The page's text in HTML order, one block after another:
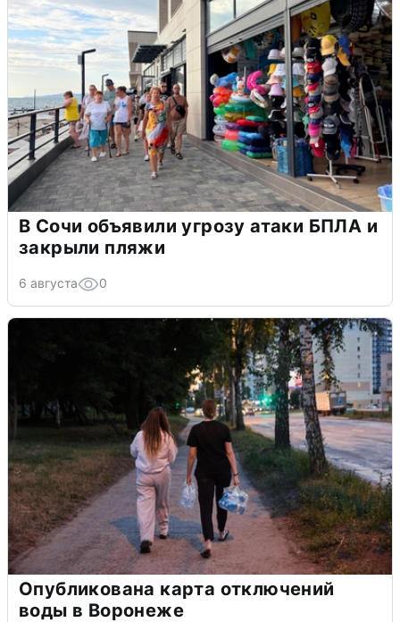
В Сочи объявили угрозу атаки БПЛА и
закрыли пляжи
6 августа 0
Опубликована карта отключений
воды в Воронеже